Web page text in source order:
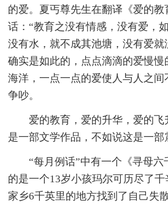
的爱。夏丐尊先生在翻译《爱的
话：“教育之没有情感，没有爱，
没有水，就不成其池塘，没有爱就
确实是如此的，点点滴滴的爱慢
海洋，一点一点的爱使人与人之
争吵。
爱的教育，爱的升华，爱的
是一部文学作品，不如说这是一部
“每月例话”中有一个《寻母
的是一个13岁小孩玛尔可历尽了
家乡6千英里的地方找到了自己失